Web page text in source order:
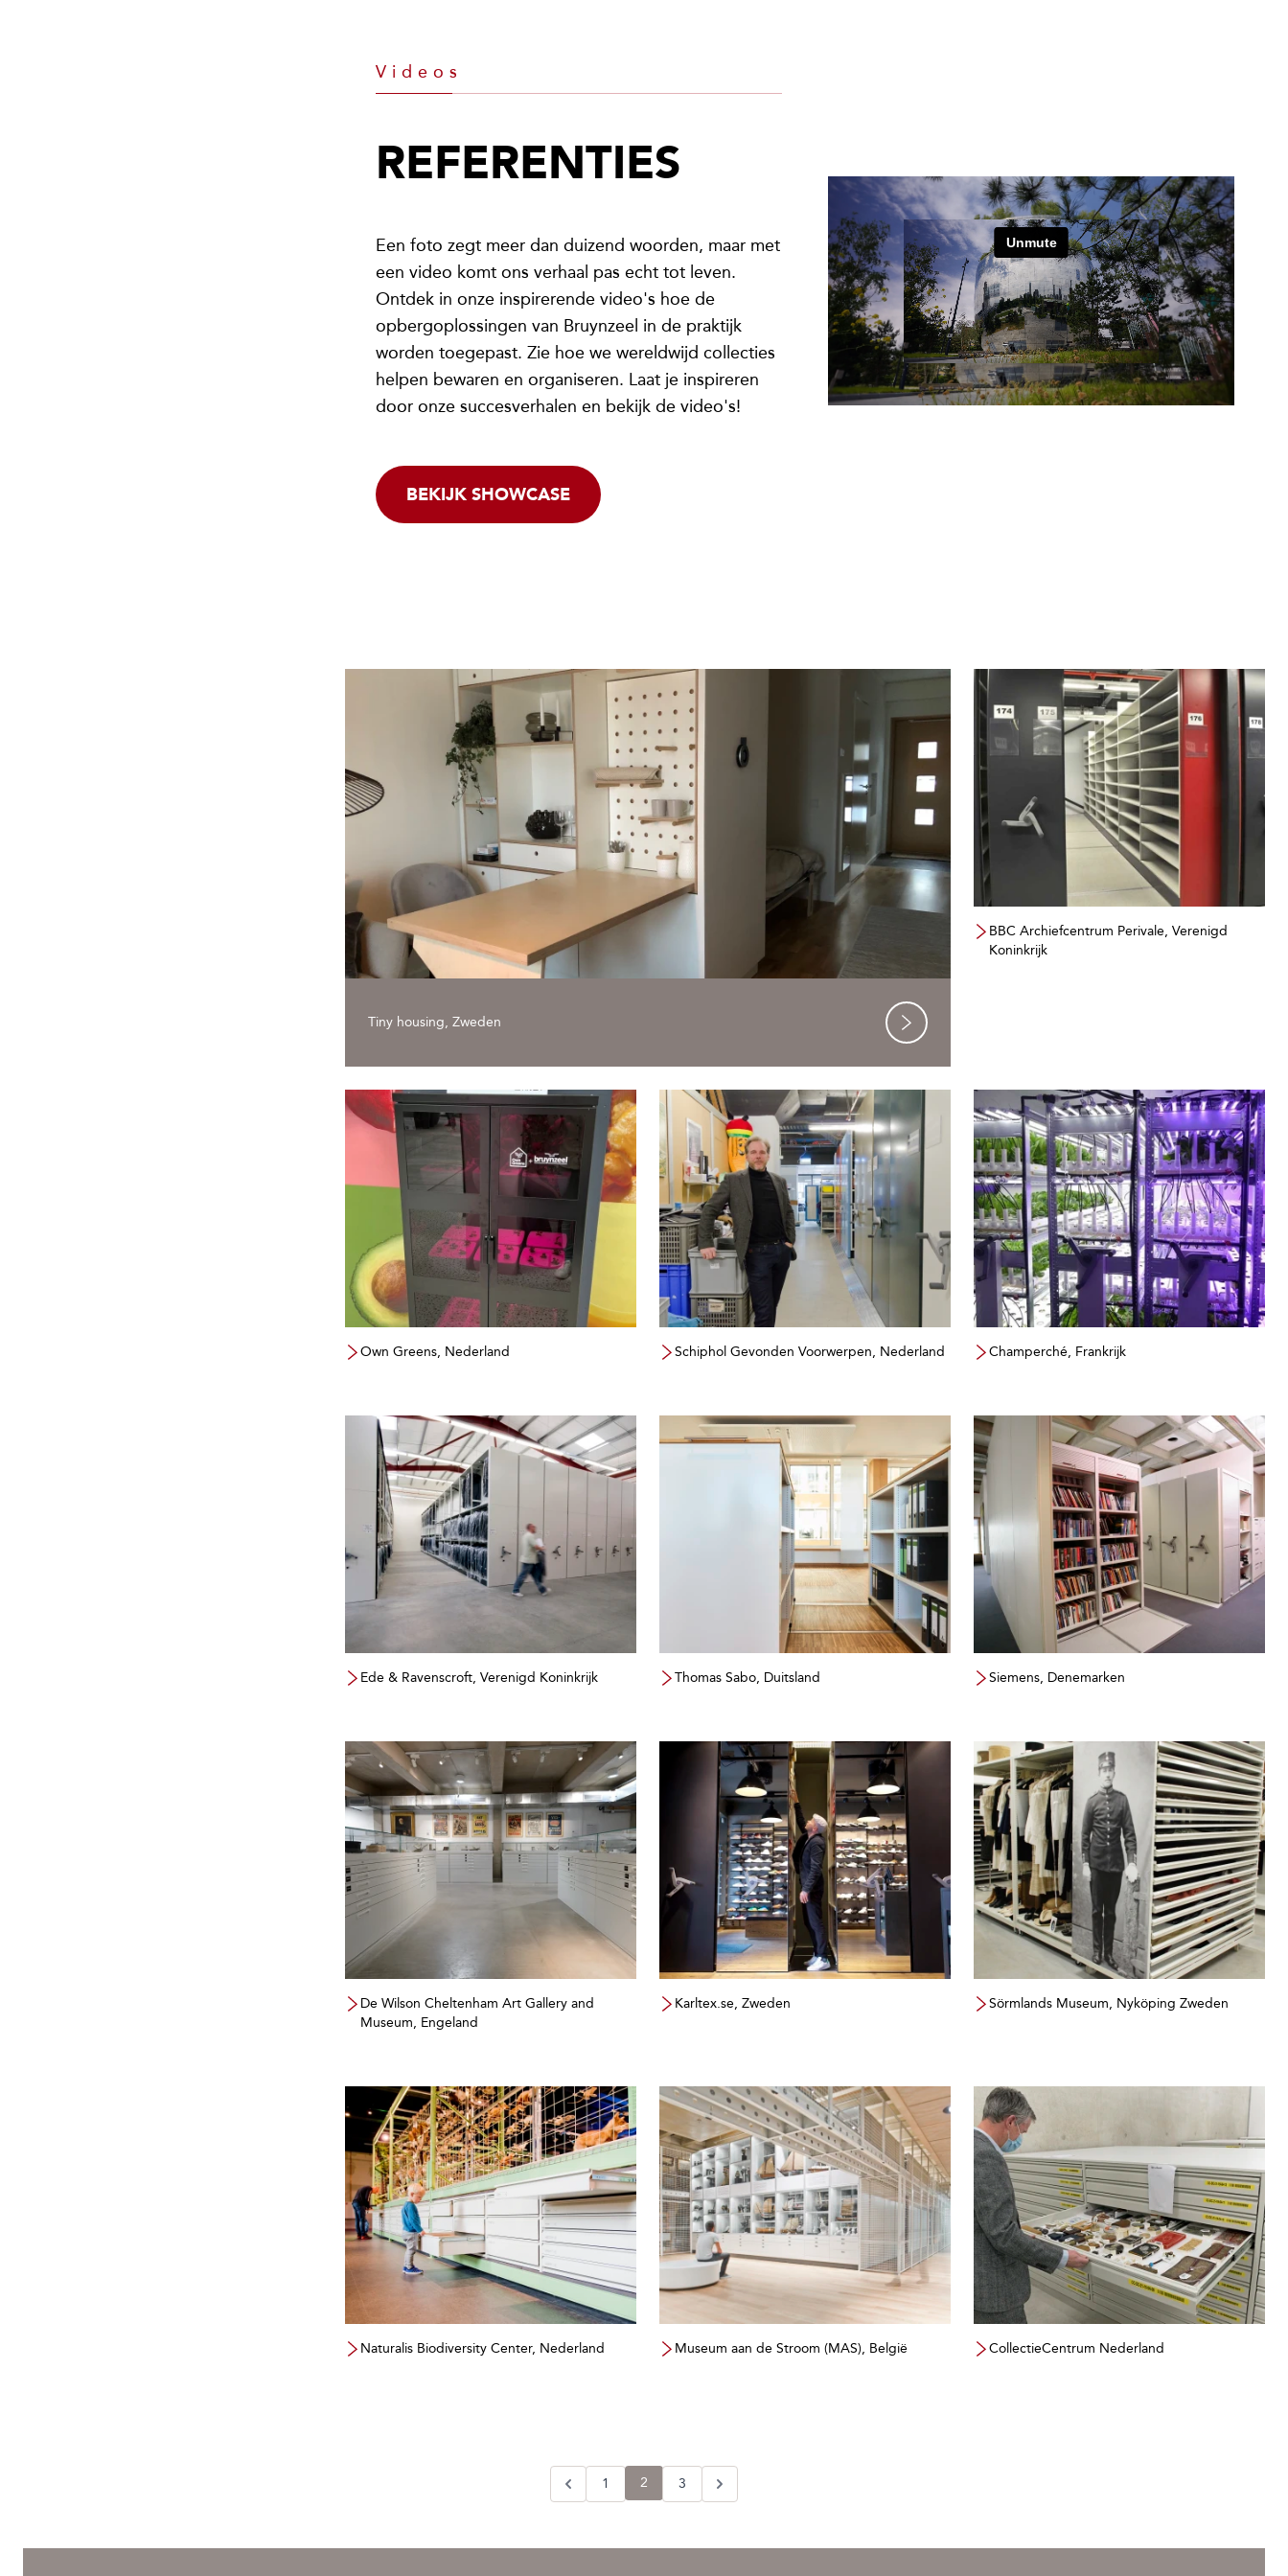
Videos
REFERENTIES
Een foto zegt meer dan duizend woorden, maar met
een video komt ons verhaal pas echt tot leven.
Ontdek in onze inspirerende video's hoe de
opbergoplossingen van Bruynzeel in de praktijk
worden toegepast. Zie hoe we wereldwijd collecties
helpen bewaren en organiseren. Laat je inspireren
door onze succesverhalen en bekijk de video's!
BEKIJK SHOWCASE
Tiny housing, Zweden
BBC Archiefcentrum Perivale, Verenigd
Koninkrijk
Own Greens, Nederland Schiphol Gevonden Voorwerpen, Nederland Champerché, Frankrijk
Ede & Ravenscroft, Verenigd Koninkrijk Thomas Sabo, Duitsland Siemens, Denemarken
De Wilson Cheltenham Art Gallery and
Museum, Engeland
Karltex.se, Zweden Sörmlands Museum, Nyköping Zweden
Naturalis Biodiversity Center, Nederland Museum aan de Stroom (MAS), België CollectieCentrum Nederland
1 2 3